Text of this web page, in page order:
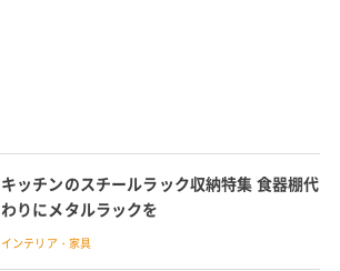
キッチンのスチールラック収納特集 食器棚代
わりにメタルラックを
インテリア・家具